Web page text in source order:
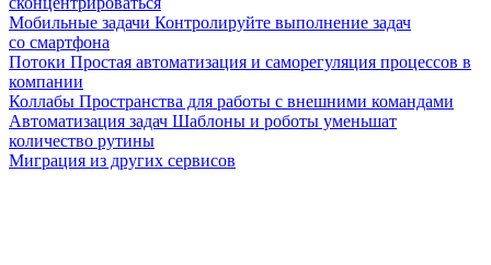
Мобильные задачи Контролируйте выполнение задач
со смартфона
Потоки Простая автоматизация и саморегуляция процессов в
компании
Коллабы Пространства для работы с внешними командами
Автоматизация задач Шаблоны и роботы уменьшат
количество рутины
Миграция из других сервисов